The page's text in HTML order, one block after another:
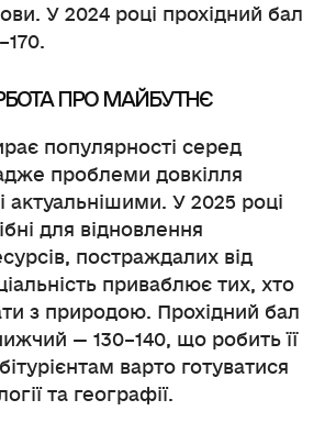
У 2024 році прохідний бал
ПРО МАЙБУТНЄ
популярності серед
адже проблеми довкілля
актуальнішими. У 2025 році
для відновлення
постраждалих від
приваблює тих, хто
з природою. Прохідний бал
— 130–140, що робить її
варто готуватися
та географії.